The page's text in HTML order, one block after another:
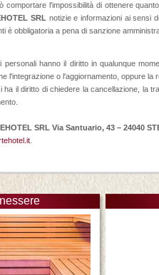
comportare l'impossibilità di ottenere
SRL notizie e informazioni ai sensi
è obbligatoria a pena di sanzione
hanno il diritto in qualunque
l'integrazione o l'aggiornamento, oppure la
ha il diritto di chiedere la cancellazione, la
SRL Via Santuario, 43 – 24040
.